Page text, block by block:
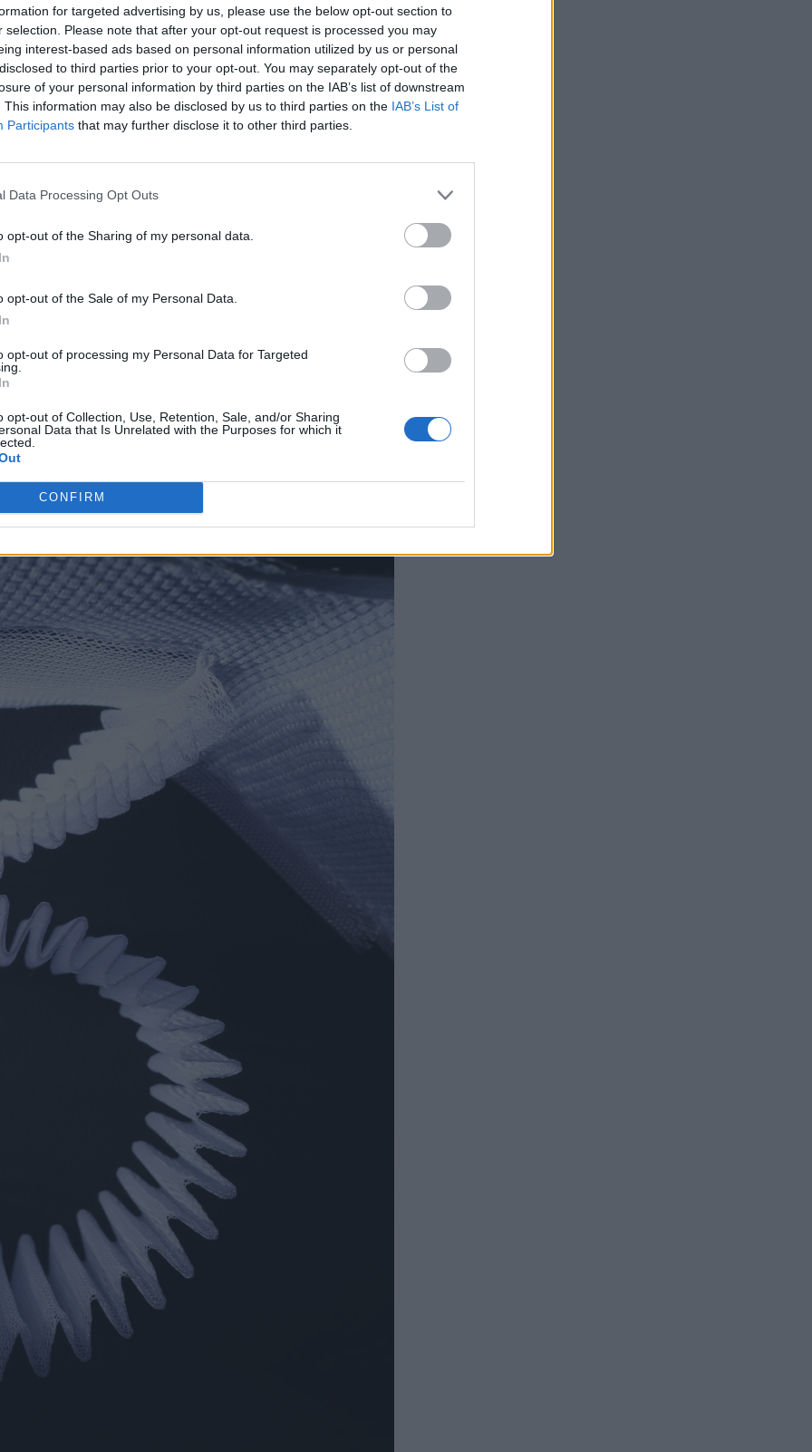
for targeted advertising by us, please use the below opt-out section to
selection. Please note that after your opt-out request is processed you may
interest-based ads based on personal information utilized by us or personal
to third parties prior to your opt-out. You may separately opt-out of the
of your personal information by third parties on the IAB’s list of downstream
This information may also be disclosed by us to third parties on the IAB’s List of
Participants that may further disclose it to other third parties.
Data Processing Opt Outs
opt-out of the Sharing of my personal data.
opt-out of the Sale of my Personal Data.
opt-out of processing my Personal Data for Targeted
opt-out of Collection, Use, Retention, Sale, and/or Sharing
Data that Is Unrelated with the Purposes for which it
CONFIRM
da circa quaranta professioniste tra modelliste,
pratica collettiva, pur mantenendo una direzione
un forte contenuto espressivo:Bernascone
modellare quasi fosse una forma scultorea. L’abito
bene questa impostazione e rappresenta un
manifesto della sua poetica.